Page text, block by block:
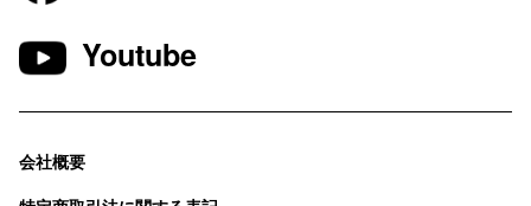
Youtube
会社概要